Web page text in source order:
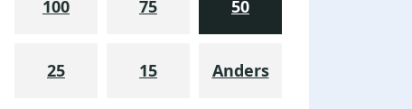
100 75 50
25 15 Anders